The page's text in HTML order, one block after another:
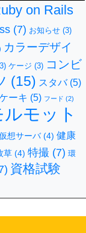
on Rails
(7) お知らせ (3)
カラーデザイ
ケージ (3) コンビ
(15) スタバ(5)
ーキ (5) フード (2)
ルモット
想サーバ(4) 健康
草 (4) 特撮 (7) 環
資格試験